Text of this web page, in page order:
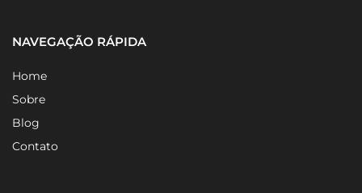
NAVEGAÇÃO RÁPIDA
Home
Sobre
Blog
Contato